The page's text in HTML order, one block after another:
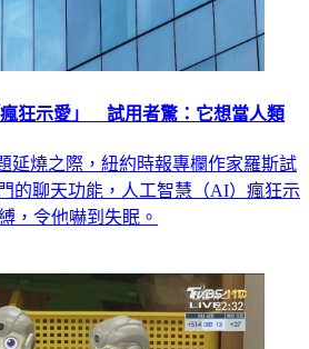
狂示愛」 試用者驚：它想當人類
延燒之際，紐約時報專欄作家羅斯試
的聊天功能，人工智慧（AI）瘋狂示
，令他嚇到失眠。